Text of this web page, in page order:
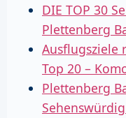
DIE TOP 30
Plettenberg
Ausflugsziele
Top 20 –
Plettenberg